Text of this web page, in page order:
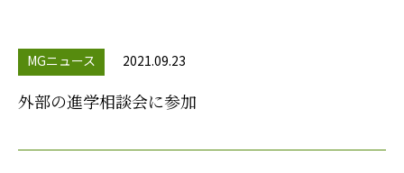
MGニュース 2021.09.23
外部の進学相談会に参加